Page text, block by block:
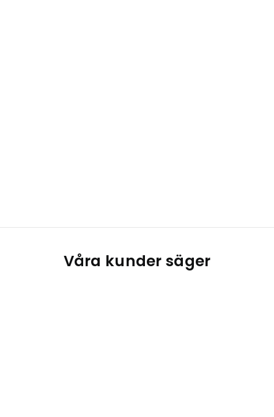
Våra kunder säger